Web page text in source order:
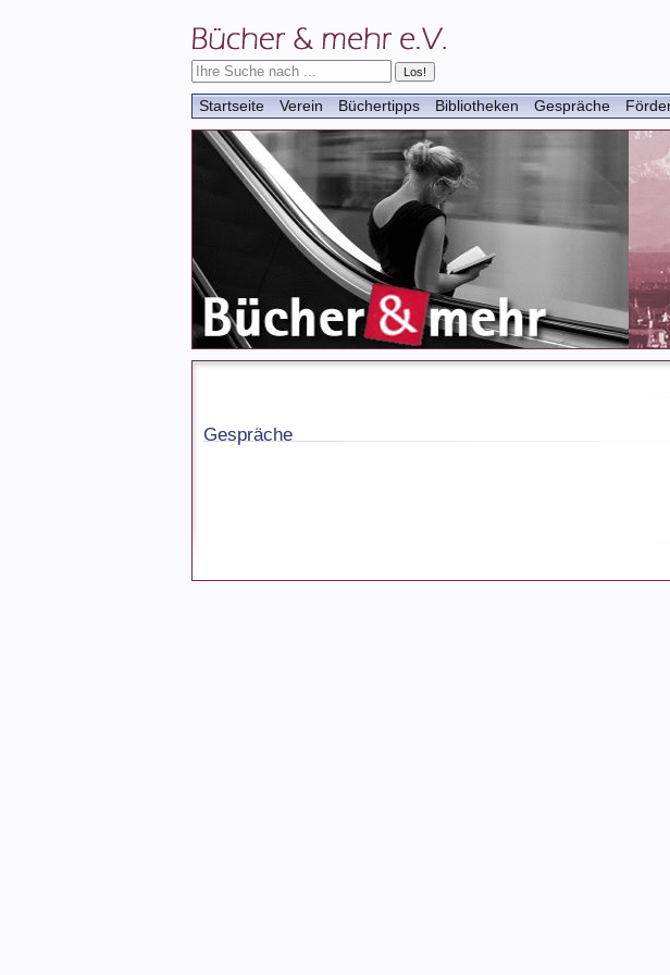
Startseite Verein Büchertipps Bibliotheken Gespräche
Gespräche